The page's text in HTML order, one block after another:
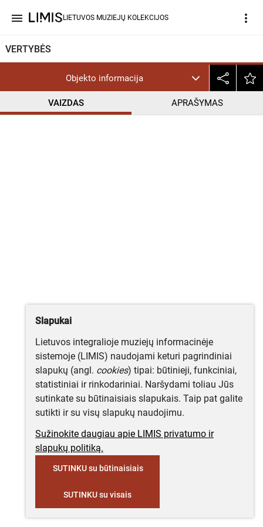
menu LIETUVOS MUZIEJŲ KOLEKCIJOS more_vert
VERTYBĖS
Objekto informacija
VAIZDAS APRAŠYMAS
Slapukai
Lietuvos integralioje muziejų informacinėje
sistemoje (LIMIS) naudojami keturi pagrindiniai
slapukų (angl. cookies) tipai: būtinieji, funkciniai,
statistiniai ir rinkodariniai. Naršydami toliau Jūs
sutinkate su būtinaisiais slapukais. Taip pat galite
sutikti ir su visų slapukų naudojimu.
Sužinokite daugiau apie LIMIS privatumo ir
slapukų politiką.
SUTINKU su būtinaisiais
SUTINKU su visais